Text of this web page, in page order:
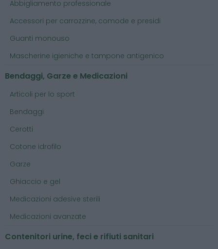
Abbigliamento professionale
Accessori per carrozzine, comode e presidi
Guanti monouso
Mascherine igieniche e tampone antigenico
Bendaggi, Garze e Medicazioni
Articoli per lo sport
Bendaggi
Cerotti
Cotone idrofilo
Garze
Ghiaccio e gel
Medicazioni adesive sterili
Medicazioni avanzate
Contenitori urine, feci e rifiuti sanitari